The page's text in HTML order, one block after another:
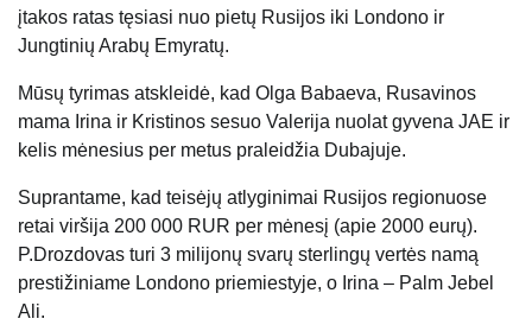
įtakos ratas tęsiasi nuo pietų Rusijos iki Londono ir
Jungtinių Arabų Emyratų.
Mūsų tyrimas atskleidė, kad Olga Babaeva, Rusavinos
mama Irina ir Kristinos sesuo Valerija nuolat gyvena JAE ir
kelis mėnesius per metus praleidžia Dubajuje.
Suprantame, kad teisėjų atlyginimai Rusijos regionuose
retai viršija 200 000 RUR per mėnesį (apie 2000 eurų).
P.Drozdovas turi 3 milijonų svarų sterlingų vertės namą
prestižiniame Londono priemiestyje, o Irina – Palm Jebel
Ali.